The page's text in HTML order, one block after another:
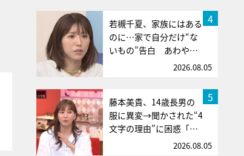
4
若槻千夏、家族にはある
のに…家で自分だけ“な
いもの”告白 あわや…
2026.08.05
5
藤本美貴、14歳長男の
服に異変→聞かされた“4
文字の理由”に困惑「…
2026.08.05